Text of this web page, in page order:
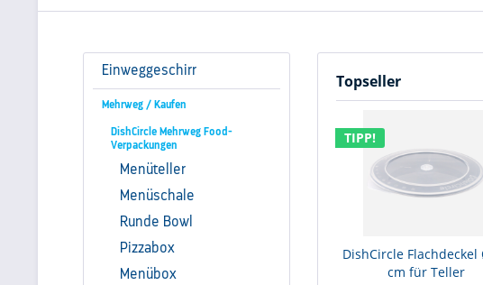
Einweggeschirr
Mehrweg / Kaufen
DishCircle Mehrweg Food-
Verpackungen
Menüteller
Menüschale
Runde Bowl
Pizzabox
Menübox
Topseller
TIPP!
DishCircle Flachdeckel
cm für Teller